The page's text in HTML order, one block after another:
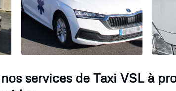
services de Taxi VSL à